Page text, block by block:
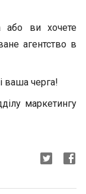
або ви хочете
агентство в
ваша черга!
маркетингу